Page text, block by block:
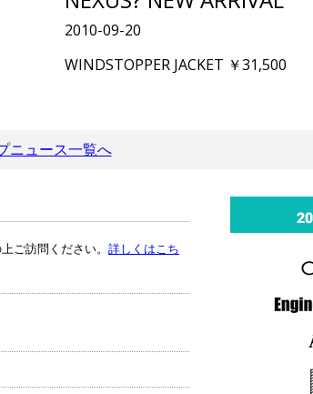
2010-09-20
WINDSTOPPER JACKET ￥31,500
ニュース一覧へ
ご訪問ください。 詳しくはこち